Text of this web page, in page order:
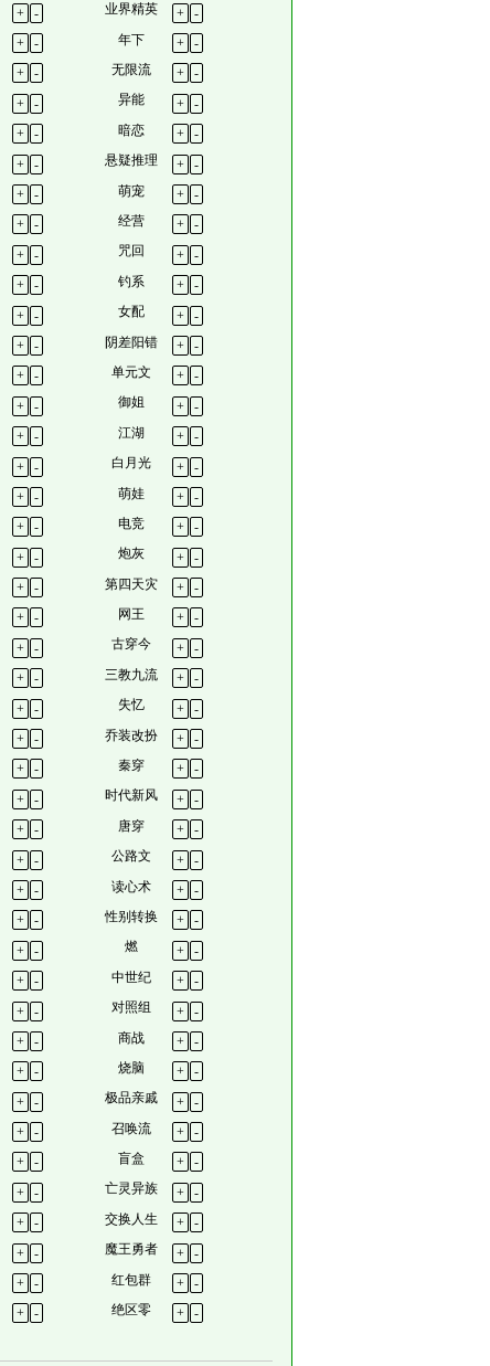
+ - 业界精英 +
-
+ - 年下 +
-
+ - 无限流 +
-
+ - 异能 +
-
+ - 暗恋 +
-
+ - 悬疑推理 +
-
+ - 萌宠 +
-
+ - 经营 +
-
+ - 咒回 +
-
+ - 钓系 +
-
+ - 女配 +
-
+ - 阴差阳错 +
-
+ - 单元文 +
-
+ - 御姐 +
-
+ - 江湖 +
-
+ - 白月光 +
-
+ - 萌娃 +
-
+ - 电竞 +
-
+ - 炮灰 +
-
+ - 第四天灾 +
-
+ - 网王 +
-
+ - 古穿今 +
-
+ - 三教九流 +
-
+ - 失忆 +
-
+ - 乔装改扮 +
-
+ - 秦穿 +
-
+ - 时代新风 +
-
+ - 唐穿 +
-
+ - 公路文 +
-
+ - 读心术 +
-
+ - 性别转换 +
-
+ - 燃 +
-
+ - 中世纪 +
-
+ - 对照组 +
-
+ - 商战 +
-
+ - 烧脑 +
-
+ - 极品亲戚 +
-
+ - 召唤流 +
-
+ - 盲盒 +
-
+ - 亡灵异族 +
-
+ - 交换人生 +
-
+ - 魔王勇者 +
-
+ - 红包群 +
-
+ - 绝区零 +
-